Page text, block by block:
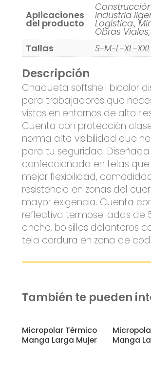
Aplicaciones
del producto
Industria
Logística.,
Obras
Tallas
S-M-L-XL-XXL
Descripción
Chaqueta softshell bicolor
para trabajadores que
vistos en entornos de alto
Cuenta con protección
norma alta visibilidad que
para tu seguridad.
confeccionada en telas que
mejor flexibilidad,
resistencia en zonas del
mayor exigencia. Cuenta
reflectiva termoselladas de
ancho, bolsillos delanteros
tela cordura en zona de
También te pueden
Related products
Micropolar Térmico
Manga Larga Mujer
Manga